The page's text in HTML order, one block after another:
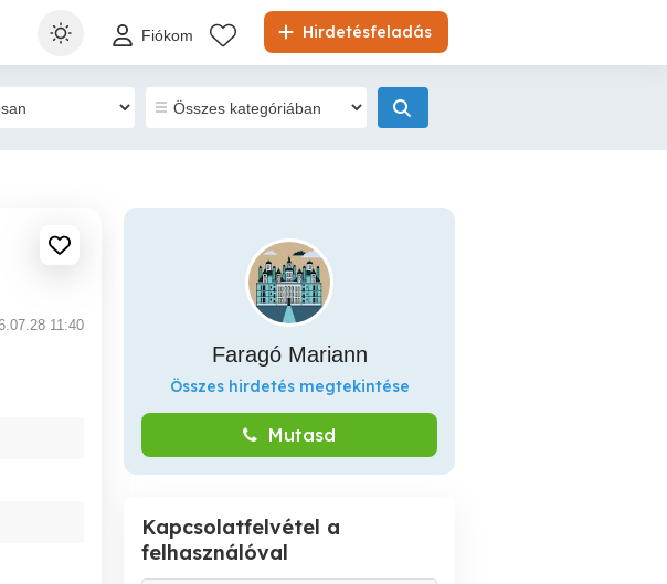
Hirdetésfeladás
Fiókom
11:40
Faragó Mariann
Összes hirdetés megtekintése
Mutasd
Kapcsolatfelvétel a
felhasználóval